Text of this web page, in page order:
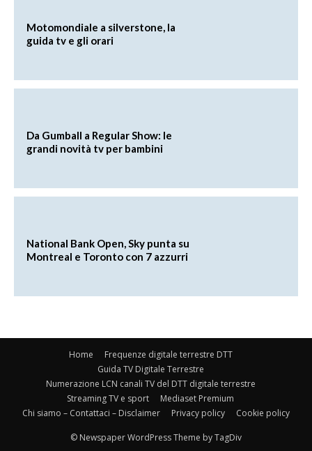
Motomondiale a silverstone, la
guida tv e gli orari
Da Gumball a Regular Show: le
grandi novità tv per bambini
National Bank Open, Sky punta su
Montreal e Toronto con 7 azzurri
Home
Frequenze digitale terrestre DTT
Guida TV Digitale Terrestre
Numerazione LCN canali TV del DTT digitale terrestre
Streaming TV e sport
Mediaset Premium
Chi siamo – Contattaci – Disclaimer
Privacy policy Cookie policy
© Newspaper WordPress Theme by TagDiv